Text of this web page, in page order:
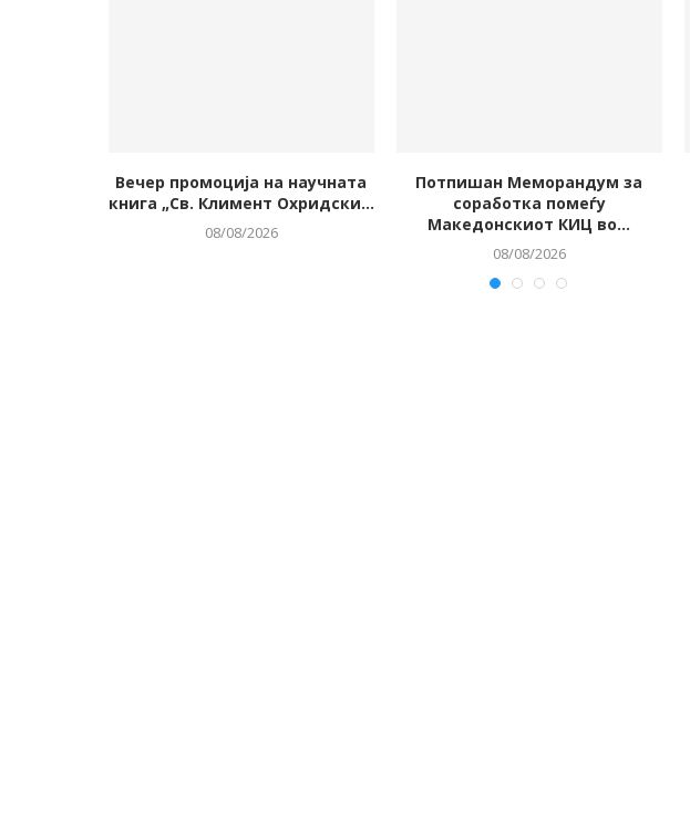
Вечер промоција на научната
книга „Св. Климент Охридски...
08/08/2026
Потпишан Меморандум за
соработка помеѓу
Македонскиот КИЦ во...
08/08/2026